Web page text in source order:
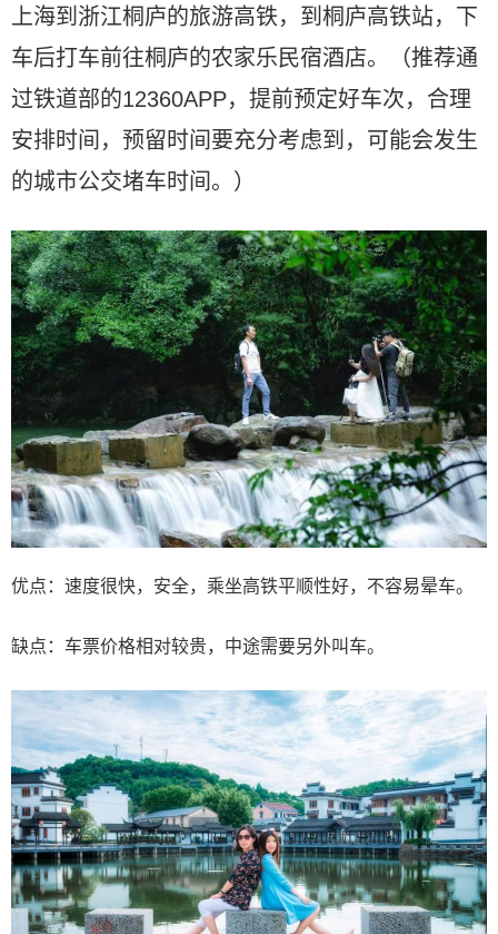
上海到浙江桐庐的旅游高铁，到桐庐高铁站，下
车后打车前往桐庐的农家乐民宿酒店。（推荐通
过铁道部的12360APP，提前预定好车次，合理
安排时间，预留时间要充分考虑到，可能会发生
的城市公交堵车时间。）
优点：速度很快，安全，乘坐高铁平顺性好，不容易晕车。
缺点：车票价格相对较贵，中途需要另外叫车。